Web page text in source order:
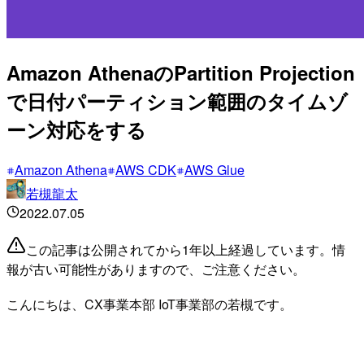
Amazon AthenaのPartition Projection
で日付パーティション範囲のタイムゾ
ーン対応をする
Amazon Athena AWS CDK AWS Glue
若槻龍太
2022.07.05
この記事は公開されてから1年以上経過しています。情
報が古い可能性がありますので、ご注意ください。
こんにちは、CX事業本部 IoT事業部の若槻です。